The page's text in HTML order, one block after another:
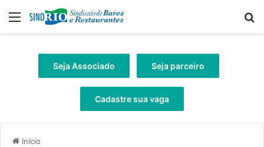
Menu
Seja Associado Seja parceiro
Cadastre sua vaga
Início